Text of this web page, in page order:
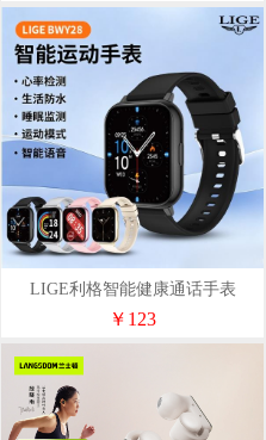
LIGE利格智能健康通话手表
BWY28
￥123